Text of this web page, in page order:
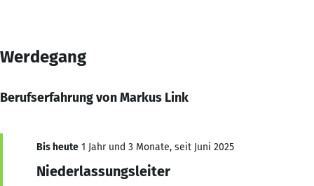
Werdegang
Berufserfahrung von Markus Link
Bis heute 1 Jahr und 3 Monate, seit Juni 2025
Niederlassungsleiter